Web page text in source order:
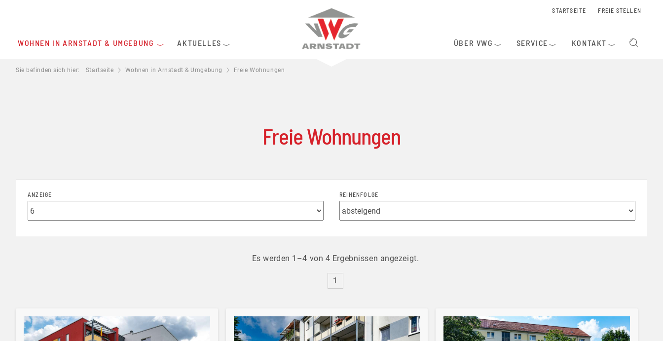
WOHNEN IN ARNSTADT & UMGEBUNG AKTUELLES ÜBER VWG SERVICE KONTAKT
STARTSEITE FREIE STELLEN
Sie befinden sich hier: Startseite Wohnen in Arnstadt & Umgebung Freie Wohnungen
Freie Wohnungen
ANZEIGE REIHENFOLGE
Es werden 1–4 von 4 Ergebnissen angezeigt.
1